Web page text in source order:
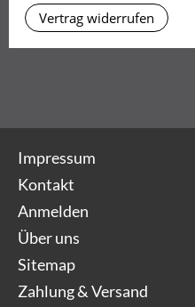
Vertrag widerrufen
Impressum
Kontakt
Anmelden
Über uns
Sitemap
Zahlung & Versand